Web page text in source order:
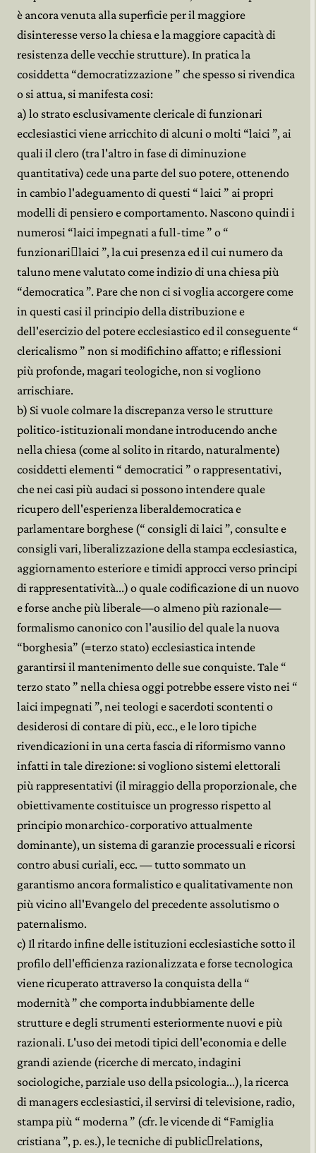
è ancora venuta alla superficie per il maggiore
disinteresse verso la chiesa e la maggiore capacità di
resistenza delle vecchie strutture). In pratica la
cosiddetta “democratizzazione ” che spesso si rivendica
o si attua, si manifesta cosi:
a) lo strato esclusivamente clericale di funzionari
ecclesiastici viene arricchito di alcuni o molti “laici ”, ai
quali il clero (tra l'altro in fase di diminuzione
quantitativa) cede una parte del suo potere, ottenendo
in cambio l'adeguamento di questi “ laici ” ai propri
modelli di pensiero e comportamento. Nascono quindi i
numerosi “laici impegnati a full-time ” o “
funzionari﷓laici ”, la cui presenza ed il cui numero da
taluno mene valutato come indizio di una chiesa più
“democratica ”. Pare che non ci si voglia accorgere come
in questi casi il principio della distribuzione e
dell'esercizio del potere ecclesiastico ed il conseguente “
clericalismo ” non si modifichino affatto; e riflessioni
più profonde, magari teologiche, non si vogliono
arrischiare.
b) Si vuole colmare la discrepanza verso le strutture
politico-istituzionali mondane introducendo anche
nella chiesa (come al solito in ritardo, naturalmente)
cosiddetti elementi “ democratici ” o rappresentativi,
che nei casi più audaci si possono intendere quale
ricupero dell'esperienza liberaldemocratica e
parlamentare borghese (“ consigli di laici ”, consulte e
consigli vari, liberalizzazione della stampa ecclesiastica,
aggiornamento esteriore e timidi approcci verso principi
di rappresentatività...) o quale codificazione di un nuovo
e forse anche più liberale—o almeno più razionale—
formalismo canonico con l'ausilio del quale la nuova
“borghesia” (=terzo stato) ecclesiastica intende
garantirsi il mantenimento delle sue conquiste. Tale “
terzo stato ” nella chiesa oggi potrebbe essere visto nei “
laici impegnati ”, nei teologi e sacerdoti scontenti o
desiderosi di contare di più, ecc., e le loro tipiche
rivendicazioni in una certa fascia di riformismo vanno
infatti in tale direzione: si vogliono sistemi elettorali
più rappresentativi (il miraggio della proporzionale, che
obiettivamente costituisce un progresso rispetto al
principio monarchico-corporativo attualmente
dominante), un sistema di garanzie processuali e ricorsi
contro abusi curiali, ecc. — tutto sommato un
garantismo ancora formalistico e qualitativamente non
più vicino all'Evangelo del precedente assolutismo o
paternalismo.
c) Il ritardo infine delle istituzioni ecclesiastiche sotto il
profilo dell'efficienza razionalizzata e forse tecnologica
viene ricuperato attraverso la conquista della “
modernità ” che comporta indubbiamente delle
strutture e degli strumenti esteriormente nuovi e più
razionali. L'uso dei metodi tipici dell'economia e delle
grandi aziende (ricerche di mercato, indagini
sociologiche, parziale uso della psicologia...), la ricerca
di managers ecclesiastici, il servirsi di televisione, radio,
stampa più “ moderna ” (cfr. le vicende di “Famiglia
cristiana ”, p. es.), le tecniche di public﷓relations,